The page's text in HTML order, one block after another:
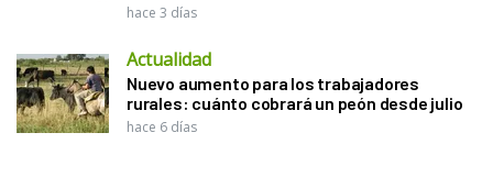
hace 3 días
Actualidad
Nuevo aumento para los trabajadores
rurales: cuánto cobrará un peón desde julio
hace 6 días